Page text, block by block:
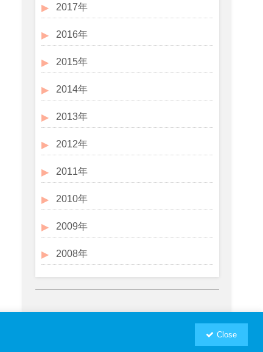
2017年
2016年
2015年
2014年
2013年
2012年
2011年
2010年
2009年
2008年
RSM汐留パートナーズWebSite
Close